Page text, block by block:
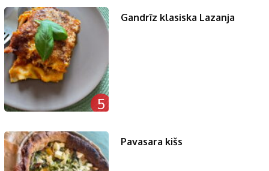
5
Gandrīz klasiska Lazanja
Pavasara kišs